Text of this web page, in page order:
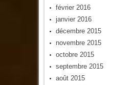
février 2016
janvier 2016
décembre 2015
novembre 2015
octobre 2015
septembre 2015
août 2015